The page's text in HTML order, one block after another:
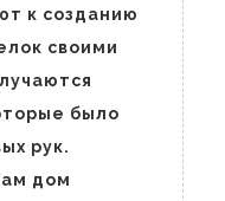
руками
к созданию
своими
было
рук.
дом